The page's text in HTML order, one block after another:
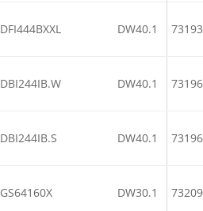
DFI444BXXL DW40.1
DBI244IB.W DW40.1
DBI244IB.S DW40.1
GS64160X DW30.1